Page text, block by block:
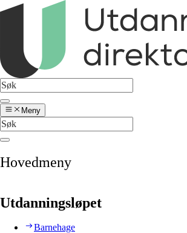
Meny
Hovedmeny
Utdanningsløpet
Barnehage